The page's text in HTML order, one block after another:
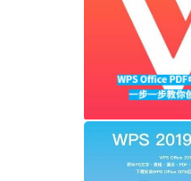
WPS Office PDF
一步教你创建专属